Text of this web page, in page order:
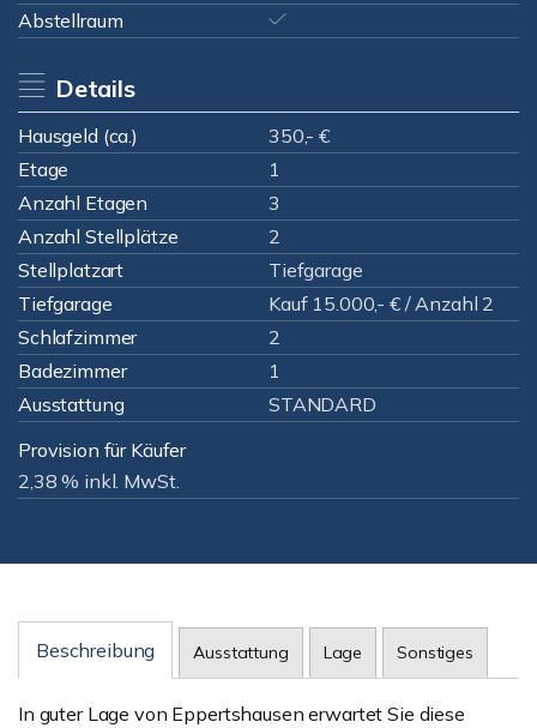
Abstellraum
Details
Hausgeld (ca.)
350,- €
Etage
1
Anzahl Etagen
3
Anzahl Stellplätze
2
Stellplatzart
Tiefgarage
Tiefgarage
Kauf 15.000,- € / Anzahl 2
Schlafzimmer
2
Badezimmer
1
Ausstattung
STANDARD
Provision für Käufer
2,38 % inkl. MwSt.
Beschreibung Ausstattung Lage Sonstiges
In guter Lage von Eppertshausen erwartet Sie diese